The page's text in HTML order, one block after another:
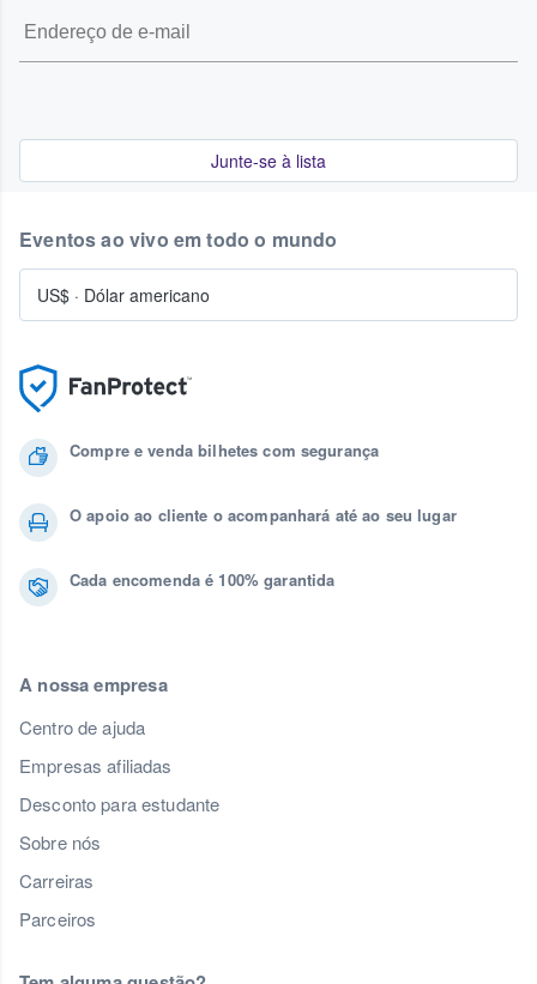
Junte-se à lista
Compre e venda bilhetes com segurança
O apoio ao cliente o acompanhará até ao seu lugar
Cada encomenda é 100% garantida
A nossa empresa
Centro de ajuda
Empresas afiliadas
Desconto para estudante
Sobre nós
Carreiras
Parceiros
Eventos ao vivo em todo o mundo
US$ · Dólar americano